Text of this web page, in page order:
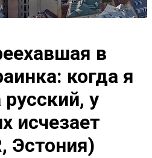
в
когда я
у
исчезает
Эстония)